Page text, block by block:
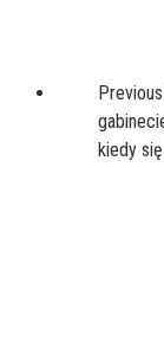
kiedy